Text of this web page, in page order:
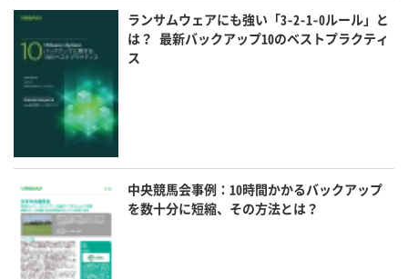
ランサムウェアにも強い「3-2-1-0ルール」と
は？ 最新バックアップ10のベストプラクティ
ス
中央競馬会事例：10時間かかるバックアップ
を数十分に短縮、その方法とは？